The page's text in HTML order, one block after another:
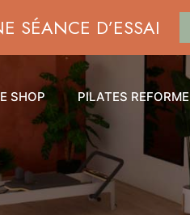
SÉANCE D’ESSAI
SHOP PILATES